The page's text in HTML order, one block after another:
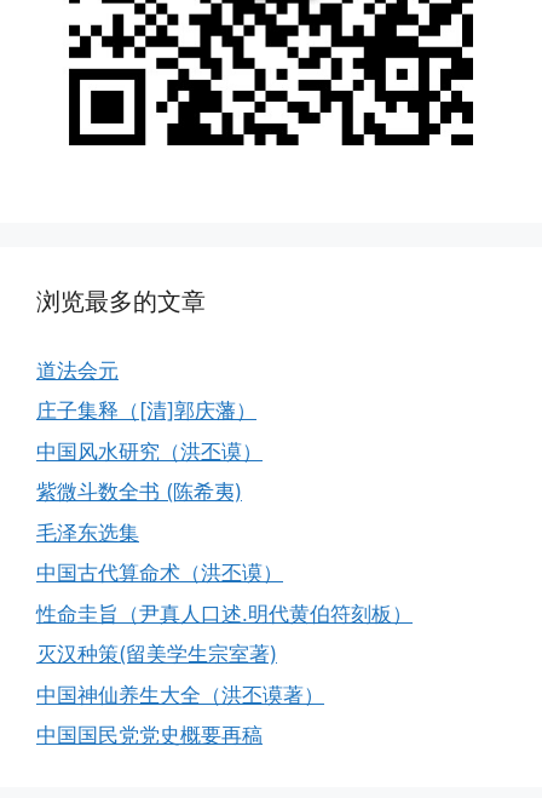
浏览最多的文章
道法会元
庄子集释（[清]郭庆藩）
中国风水研究（洪丕谟）
紫微斗数全书 (陈希夷)
毛泽东选集
中国古代算命术（洪丕谟）
性命圭旨（尹真人口述.明代黄伯符刻板）
灭汉种策(留美学生宗室著)
中国神仙养生大全（洪丕谟著）
中国国民党党史概要再稿